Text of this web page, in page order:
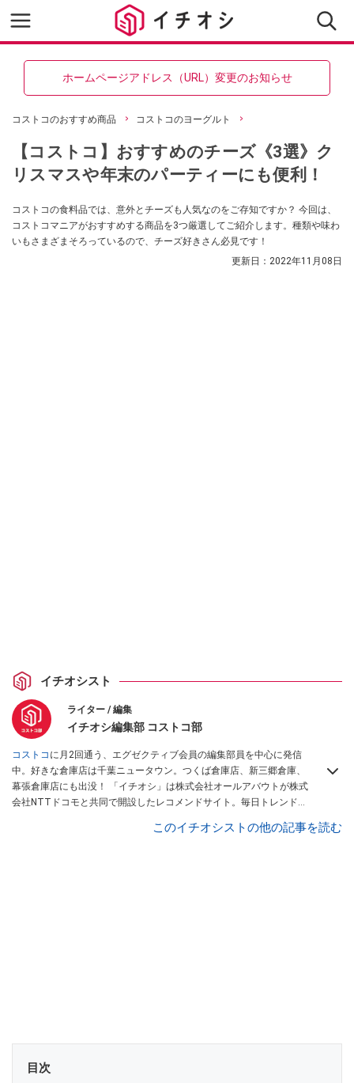
ホームページアドレス（URL）変更のお知らせ
コストコのおすすめ商品 コストコのヨーグルト
【コストコ】おすすめのチーズ《3選》ク
リスマスや年末のパーティーにも便利！
コストコの食料品では、意外とチーズも人気なのをご存知ですか？ 今回は、
コストコマニアがおすすめする商品を3つ厳選してご紹介します。種類や味わ
いもさまざまそろっているので、チーズ好きさん必見です！
更新日： 2022年11月08日
イチオシスト
ライター / 編集
イチオシ編集部 コストコ部
コストコ に月2回通う、エグゼクティブ会員の編集部員を中心に発信
中。好きな倉庫店は千葉ニュータウン。つくば倉庫店、新三郷倉庫、
幕張倉庫店にも出没！ 「イチオシ」は株式会社オールアバウトが株式
会社NTTドコモと共同で開設したレコメンドサイト。毎日トレンド情
このイチオシストの他の記事を読む
目次